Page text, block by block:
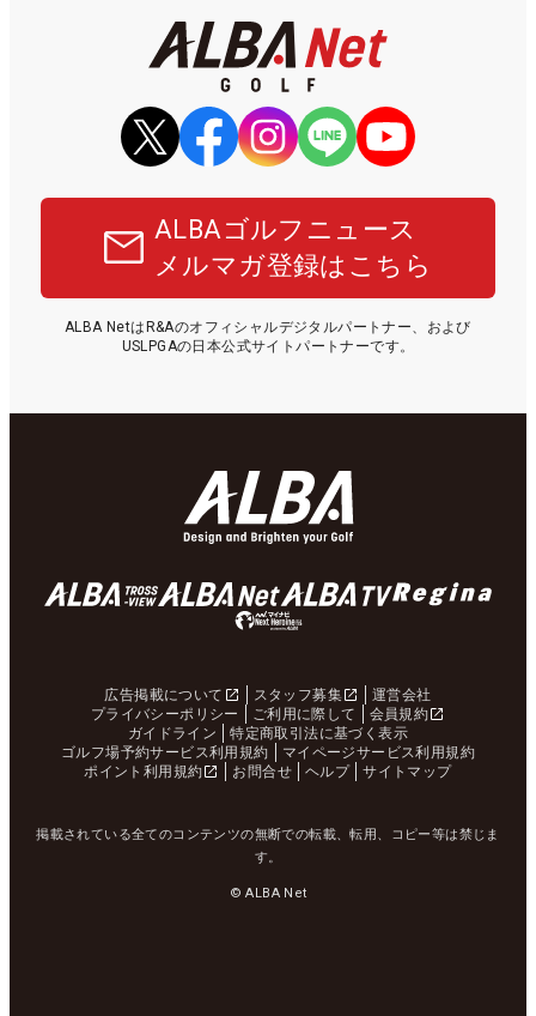
ALBAゴルフニュース
メルマガ登録はこちら
ALBA NetはR&Aのオフィシャルデジタルパートナー、および
USLPGAの日本公式サイトパートナーです。
広告掲載について スタッフ募集
運営会社
プライバシーポリシー
ご利用に際して
会員規約
ガイドライン
特定商取引法に基づく表示
ゴルフ場予約サービス利用規約
マイページサービス利用規約
ポイント利用規約
お問合せ ヘルプ サイトマップ
掲載されている全てのコンテンツの無断での転載、転用、コピー等は禁じま
す。
© ALBA Net